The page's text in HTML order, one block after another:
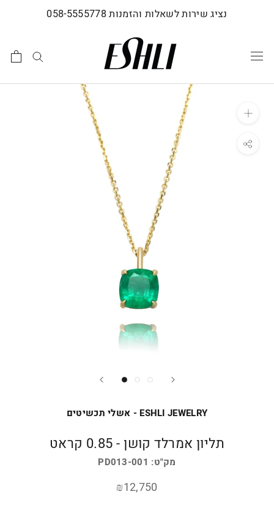
נציג שירות לשאלות והזמנות 058-5555778
ESHLI JEWELRY - אשלי תכשיטים
תליון אמרלד קושן - 0.85 קראט
מק"ט: PD013-001
₪12,750